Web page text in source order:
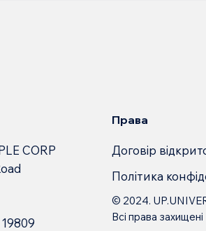
CORP
Права
Договір
Політика
© 2024.
Всі права захищені